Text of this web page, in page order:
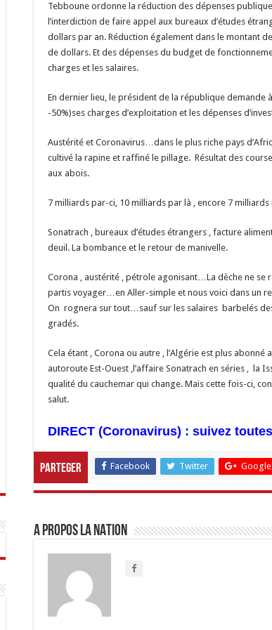
Tebboune ordonne la réduction des dépenses
l’interdiction de faire appel aux bureaux d’études
dollars par an. Réduction également dans le montant
de dollars. Et des dépenses du budget de
charges et les salaires.
En dernier lieu, le président de la république
-50%)ses charges d’exploitation et les dépenses
Austérité et Coronavirus…dans le plus riche pays
cultivé la rapine et raffiné le pillage. Résultat des
aux abois.
7 milliards par-ci, 10 milliards par là , encore 7 milliards
Sonatrach , bureaux d’études étrangers , facture
deuil. La bombance et le retour de manivelle.
Corona , austérité , pétrole agonisant…La dèche ne se
partis voyager…en Aller-simple et nous voici dans un
On rognera sur tout…sauf sur les salaires barbelés
gradés.
Cela étant , Corona ou autre , l’Algérie est plus abonné
autoroute Est-Ouest ,l’affaire Sonatrach en séries , la
qualité du cauchemar qui change. Mais cette fois-ci,
salut.
DIRECT (Coronavirus) : suivez
Parteger Facebook Twitter
A propos LA NATION